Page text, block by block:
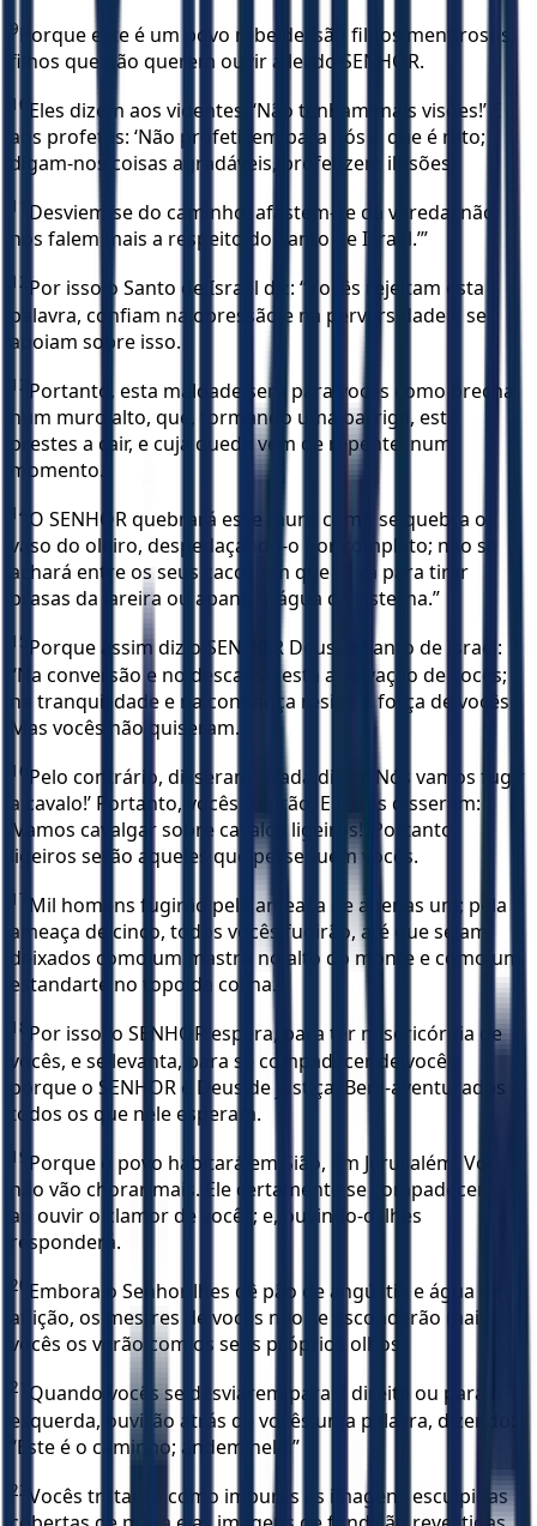
9
Porque este é um povo rebelde; são filhos mentirosos,
filhos que não querem ouvir a lei do SENHOR.
10 Eles dizem aos videntes: ‘Não tenham mais visões!’ E
aos profetas: ‘Não profetizem para nós o que é reto;
digam-nos coisas agradáveis, profetizem ilusões.
11
Desviem-se do caminho, afastem-se da vereda; não
nos falem mais a respeito do Santo de Israel.’”
12 Por isso o Santo de Israel diz: “Vocês rejeitam esta
palavra, confiam na opressão e na perversidade e se
apoiam sobre isso.
13 Portanto, esta maldade será para vocês como brecha
num muro alto, que, formando uma barriga, está
prestes a cair, e cuja queda vem de repente, num
momento.
14 O SENHOR quebrará esse muro como se quebra o
vaso do oleiro, despedaçando-o por completo; não se
achará entre os seus cacos um que sirva para tirar
brasas da lareira ou apanhar água da cisterna.”
15 Porque assim diz o SENHOR Deus, o Santo de Israel:
“Na conversão e no descanso está a salvação de vocês;
na tranquilidade e na confiança reside a força de vocês.
Mas vocês não quiseram.
16 Pelo contrário, disseram: ‘Nada disso! Nós vamos fugir
a cavalo!’ Portanto, vocês fugirão. E vocês disseram:
‘Vamos cavalgar sobre cavalos ligeiros!’ Portanto,
ligeiros serão aqueles que perseguem vocês.
17 Mil homens fugirão pela ameaça de apenas um; pela
ameaça de cinco, todos vocês fugirão, até que sejam
deixados como um mastro no alto do monte e como um
estandarte no topo da colina.”
18 Por isso, o SENHOR espera, para ter misericórdia de
vocês, e se levanta, para se compadecer de vocês,
porque o SENHOR é Deus de justiça. Bem-aventurados
todos os que nele esperam.
19 Porque o povo habitará em Sião, em Jerusalém. Vocês
não vão chorar mais. Ele certamente se compadecerá,
ao ouvir o clamor de vocês; e, ouvindo-o, lhes
responderá.
20 Embora o Senhor lhes dê pão de angústia e água de
aflição, os mestres de vocês não se esconderão mais;
vocês os verão com os seus próprios olhos.
21
Quando vocês se desviarem para a direita ou para a
esquerda, ouvirão atrás de vocês uma palavra, dizendo:
“Este é o caminho; andem nele.”
22 Vocês tratarão como impuras as imagens esculpidas